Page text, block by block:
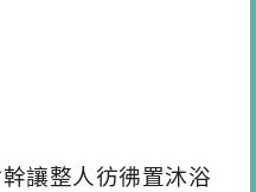
讓整人彷彿置沐浴